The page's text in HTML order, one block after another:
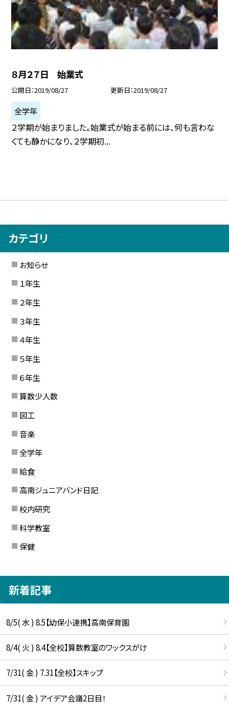
８月２７日 始業式
公開日 2019/08/27 更新日 2019/08/27
全学年
２学期が始まりました。始業式が始まる前には、何も言わな
くても静かになり、２学期初...
カテゴリ
お知らせ
１年生
２年生
３年生
４年生
５年生
６年生
算数少人数
図工
音楽
全学年
給食
高南ジュニアバンド日記
校内研究
科学教室
保健
新着記事
8/5( 水 ) 8.5【幼保小連携】高南保育園
8/4( 火 ) 8.4【全校】算数教室のワックスがけ
7/31( 金 ) 7.31【全校】スキップ
7/31( 金 ) アイデア会議2日目！